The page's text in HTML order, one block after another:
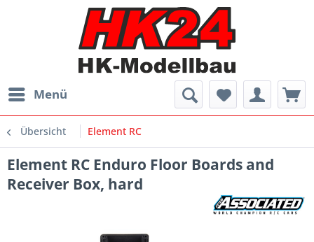
Menü
Übersicht Element RC
Element RC Enduro Floor Boards and
Receiver Box, hard